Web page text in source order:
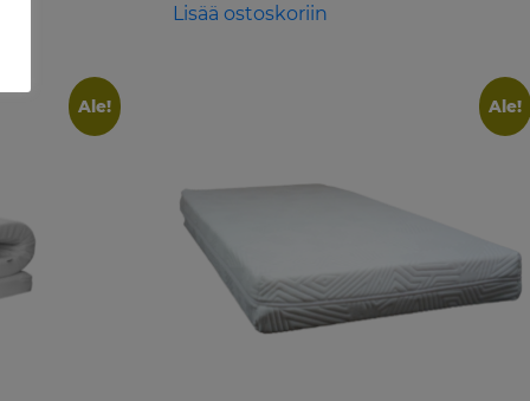
was:
is:
Lisää ostoskoriin
Ale! Ale!